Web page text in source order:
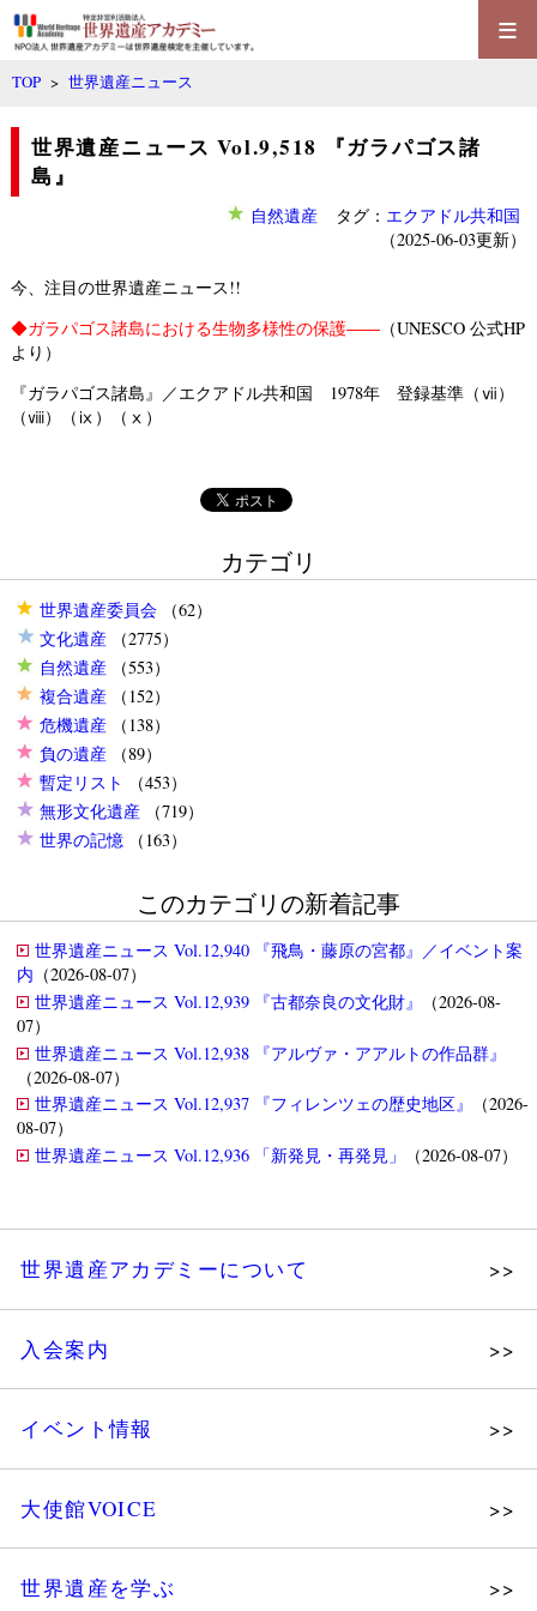
≡
TOP >世界遺産ニュース
世界遺産ニュース Vol.9,518 『ガラパゴス諸
島』
自然遺産タグ： エクアドル共和国
（2025-06-03更新）
今、注目の世界遺産ニュース!!
◆ガラパゴス諸島における生物多様性の保護――（UNESCO 公式HP
より）
『ガラパゴス諸島』／エクアドル共和国 1978年 登録基準（ⅶ）
（ⅷ）（ⅸ）（ⅹ）
カテゴリ
世界遺産委員会（62）
文化遺産（2775）
自然遺産（553）
複合遺産（152）
危機遺産（138）
負の遺産（89）
暫定リスト
（453）
無形文化遺産（719）
世界の記憶（163）
このカテゴリの新着記事
世界遺産ニュース Vol.12,940 『飛鳥・藤原の宮都』／イベント案
内 （2026-08-07）
世界遺産ニュース Vol.12,939 『古都奈良の文化財』
（2026-08-
07）
世界遺産ニュース Vol.12,938 『アルヴァ・アアルトの作品群』
（2026-08-07）
世界遺産ニュース Vol.12,937 『フィレンツェの歴史地区』
（2026-
08-07）
世界遺産ニュース Vol.12,936 「新発見・再発見」
（2026-08-07）
世界遺産アカデミーについて
組織図・役員
法人会員・協賛団体／公認団体
入会案内
イベント情報
展示会
大使館VOICE
世界遺産を学ぶ